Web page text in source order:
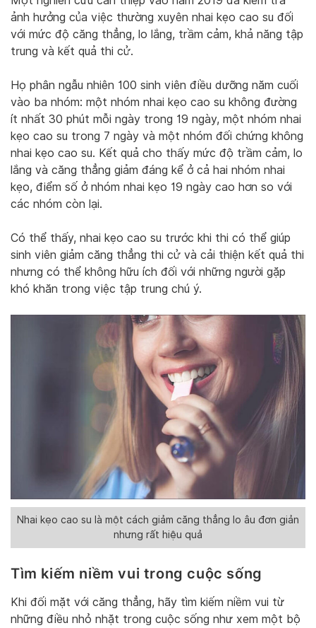
ảnh hưởng của việc thường xuyên nhai kẹo cao su đối
với mức độ căng thẳng, lo lắng, trầm cảm, khả năng tập
trung và kết quả thi cử.
Họ phân ngẫu nhiên 100 sinh viên điều dưỡng năm cuối
vào ba nhóm: một nhóm nhai kẹo cao su không đường
ít nhất 30 phút mỗi ngày trong 19 ngày, một nhóm nhai
kẹo cao su trong 7 ngày và một nhóm đối chứng không
nhai kẹo cao su. Kết quả cho thấy mức độ trầm cảm, lo
lắng và căng thẳng giảm đáng kể ở cả hai nhóm nhai
kẹo, điểm số ở nhóm nhai kẹo 19 ngày cao hơn so với
các nhóm còn lại.
Có thể thấy, nhai kẹo cao su trước khi thi có thể giúp
sinh viên giảm căng thẳng thi cử và cải thiện kết quả thi
nhưng có thể không hữu ích đối với những người gặp
khó khăn trong việc tập trung chú ý.
Nhai kẹo cao su là một cách giảm căng thẳng lo âu đơn giản
nhưng rất hiệu quả
Tìm kiếm niềm vui trong cuộc sống
Khi đối mặt với căng thẳng, hãy tìm kiếm niềm vui từ
những điều nhỏ nhặt trong cuộc sống như xem một bộ